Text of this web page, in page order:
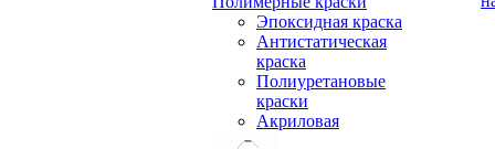
Эпоксидная краска
Антистатическая
краска
Полиуретановые
краски
Акриловая